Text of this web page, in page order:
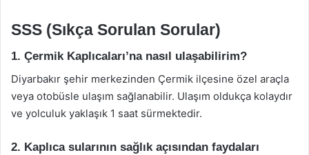
SSS (Sıkça Sorulan Sorular)
1. Çermik Kaplıcaları’na nasıl ulaşabilirim?
Diyarbakır şehir merkezinden Çermik ilçesine özel araçla
veya otobüsle ulaşım sağlanabilir. Ulaşım oldukça kolaydır
ve yolculuk yaklaşık 1 saat sürmektedir.
2. Kaplıca sularının sağlık açısından faydaları